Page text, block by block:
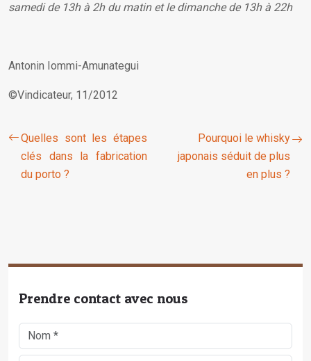
samedi de 13h à 2h du matin et le dimanche de 13h à 22h
Antonin Iommi-Amunategui
©Vindicateur, 11/2012
Quelles sont les étapes
clés dans la fabrication
du porto ?
Pourquoi le whisky
japonais séduit de plus
en plus ?
Prendre contact avec nous